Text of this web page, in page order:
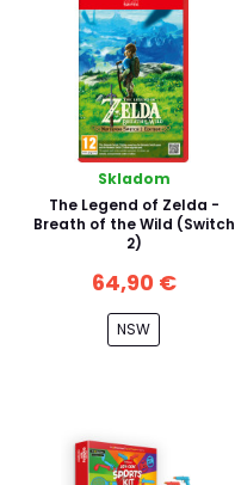
Skladom
The Legend of Zelda -
Breath of the Wild (Switch
2)
64,90 €
NSW